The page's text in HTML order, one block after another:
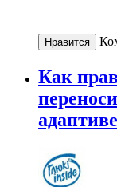
Нравится
Как